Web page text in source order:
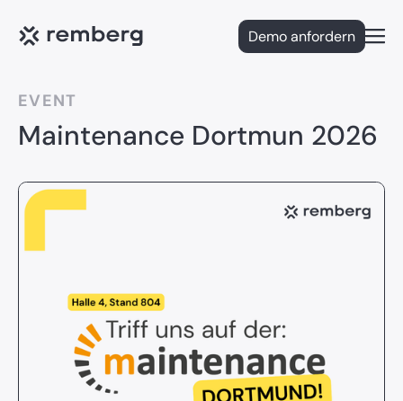
Demo anfordern
EVENT
Maintenance Dortmun 2026